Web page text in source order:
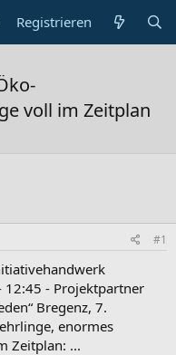
Registrieren
voll im Zeitplan
#1
- Projektpartner
Bregenz, 7.
enormes
Zeitplan: ...